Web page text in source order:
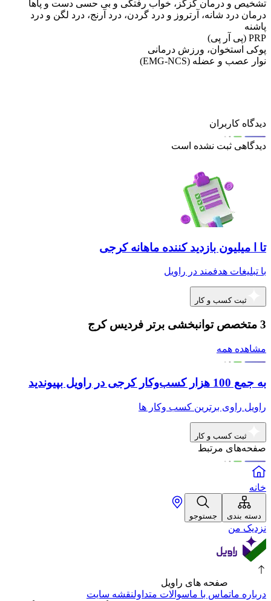
تشخیص و درمان گزگز، خواب رفتگی و بی حسی دست و پاها
درمان درد شانه، آرتروز و درد گردن، درد آرنج، درد لگن و درد
پاشنه
PRP (پی آر پی)
پوکی استخوان، ورزش درمانی
نوار عصب و عضله (EMG-NCS)
دیدگاه کاربران
دیدگاهی ثبت نشده است
تا ا میلیون بازدید کننده ماهانه کرجی
با تبلیغات هدفمند در راویل
ثبت کسب و کار
3 متخصص توانبخشی برتر فردیس کرج
مشاهده همه
به جمع 100 هزار کسب‌وکار کرجی در راویل بپیوندید
راویل راوی برترین کسب وکار ها
ثبت کسب و کار
صفحه‌های مرتبط
خانه
دسته بندی جستوجو
نزدیک من
صفحه های راویل
درباره ماتماس با ماسوالات متداولنقشه سایت